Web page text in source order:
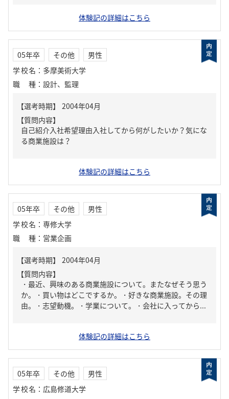
体験記の詳細はこちら
05年卒 その他
男性
学校名 ： 多摩美術大学
職種 ： 設計、監理
【質問内容】
自己紹介入社希望理由入社してから何がしたいか？気にな
る商業施設は？
体験記の詳細はこちら
05年卒 その他
男性
学校名 ： 専修大学
職種 ： 営業企画
【質問内容】
・最近、興味のある商業施設について。またなぜそう思う
か。・買い物はどこでするか。・好きな商業施設。その理
由。・志望動機。・学業について。・会社に入ってから...
体験記の詳細はこちら
05年卒 その他
男性
学校名 ： 広島修道大学